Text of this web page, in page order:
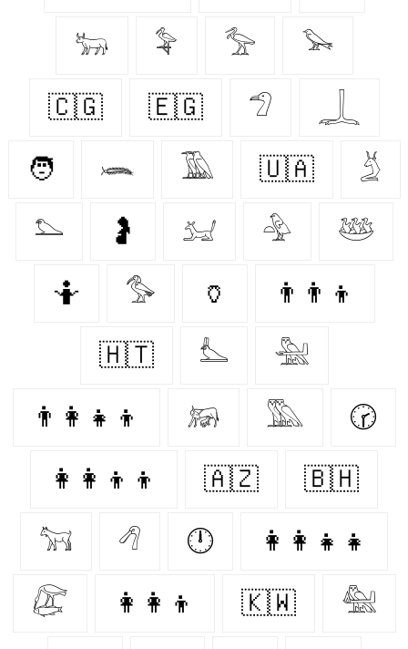
𓃒 𓅝 𓅡 𓅨
🇨🇬 🇪🇬 𓅿 𓆆
🧑 𓆨 𓅀 🇺🇦 𓄄
𓅌 🤰 𓃫 𓅲 𓅸
🤷‍ 𓅜 🏺 👨‍👨‍👦
🇭🇹 𓅏 𓅖
👨‍👩‍👧‍👦 𓃖 𓅔 🕝
👩‍👩‍👦‍👦 🇦🇿 🇧🇭
𓃙 𓆁 🕛 👩‍👩‍👧‍👧
𓅻 👩‍👩‍👦 🇰🇼 𓅕